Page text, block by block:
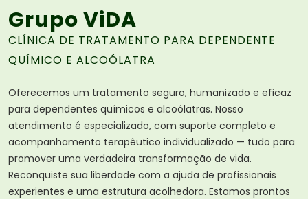
Grupo ViDA
CLÍNICA DE TRATAMENTO PARA DEPENDENTE
QUÍMICO E ALCOÓLATRA
Oferecemos um tratamento seguro, humanizado e eficaz
para dependentes químicos e alcoólatras. Nosso
atendimento é especializado, com suporte completo e
acompanhamento terapêutico individualizado — tudo para
promover uma verdadeira transformação de vida.
Reconquiste sua liberdade com a ajuda de profissionais
experientes e uma estrutura acolhedora. Estamos prontos